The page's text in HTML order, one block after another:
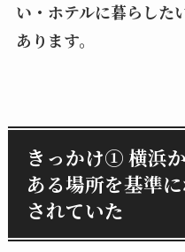
い・ホテルに暮らした
あります。
きっかけ① 横浜
ある場所を基準
されていた